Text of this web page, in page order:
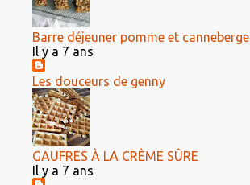
Barre déjeuner pomme et canneberge
Il y a 7 ans
Les douceurs de genny
GAUFRES À LA CRÈME SÛRE
Il y a 7 ans